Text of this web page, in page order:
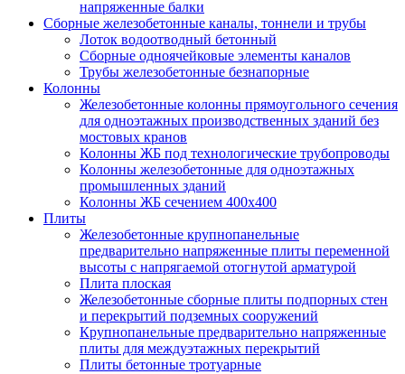
напряженные балки
Сборные железобетонные каналы, тоннели и трубы
Лоток водоотводный бетонный
Сборные одноячейковые элементы каналов
Трубы железобетонные безнапорные
Колонны
Железобетонные колонны прямоугольного сечения
для одноэтажных производственных зданий без
мостовых кранов
Колонны ЖБ под технологические трубопроводы
Колонны железобетонные для одноэтажных
промышленных зданий
Колонны ЖБ сечением 400х400
Плиты
Железобетонные крупнопанельные
предварительно напряженные плиты переменной
высоты с напрягаемой отогнутой арматурой
Плита плоская
Железобетонные сборные плиты подпорных стен
и перекрытий подземных сооружений
Крупнопанельные предварительно напряженные
плиты для междуэтажных перекрытий
Плиты бетонные тротуарные